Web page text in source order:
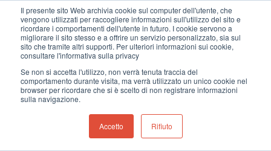
Il presente sito Web archivia cookie sul computer dell'utente, che
vengono utilizzati per raccogliere informazioni sull'utilizzo del sito e
ricordare i comportamenti dell'utente in futuro. I cookie servono a
migliorare il sito stesso e a offrire un servizio personalizzato, sia sul
sito che tramite altri supporti. Per ulteriori informazioni sui cookie,
consultare l'informativa sulla privacy
Se non si accetta l'utilizzo, non verrà tenuta traccia del
comportamento durante visita, ma verrà utilizzato un unico cookie nel
browser per ricordare che si è scelto di non registrare informazioni
sulla navigazione.
Accetto Rifiuto
Hit enter to search or ESC to close
Categories